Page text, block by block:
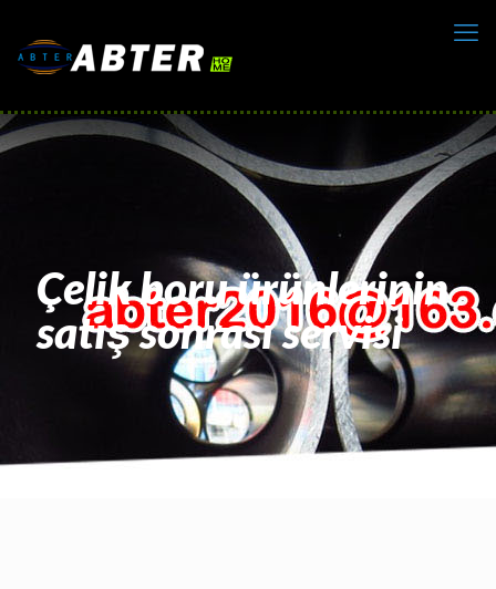
Çelik boru ürünlerinin
satış sonrası servisi